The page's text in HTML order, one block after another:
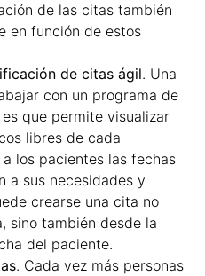
de las citas también
en función de estos
de citas ágil. Una
con un programa de
que permite visualizar
libres de cada
los pacientes las fechas
a sus necesidades y
crearse una cita no
sino también desde la
del paciente.
. Cada vez más personas